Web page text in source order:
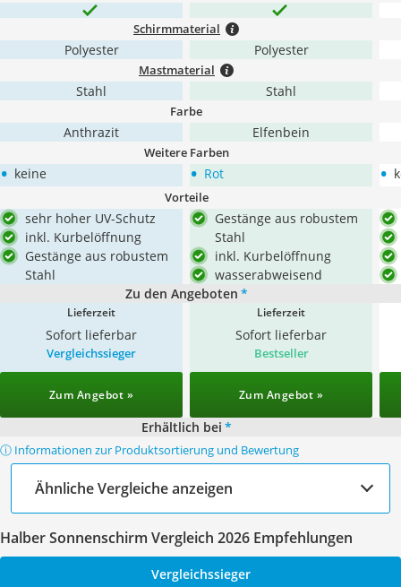
Schirmmaterial
Polyester Polyester
Mastmaterial
Stahl Stahl
Farbe
Anthrazit Elfenbein
Weitere Farben
• keine • Rot •
Vorteile
sehr hoher UV-Schutz
inkl. Kurbelöffnung
Gestänge aus robustem
Stahl
Gestänge aus robustem
Stahl
inkl. Kurbelöffnung
wasserabweisend
Zu den Angeboten *
Lieferzeit
Sofort lieferbar
Lieferzeit
Sofort lieferbar
Vergleichssieger
Zum Angebot »
Bestseller
Zum Angebot »
Erhältlich bei *
ⓘ Informationen zur Produktsortierung und Bewertung
Ähnliche Vergleiche anzeigen
Halber Sonnenschirm Vergleich 2026 Empfehlungen
Vergleichssieger